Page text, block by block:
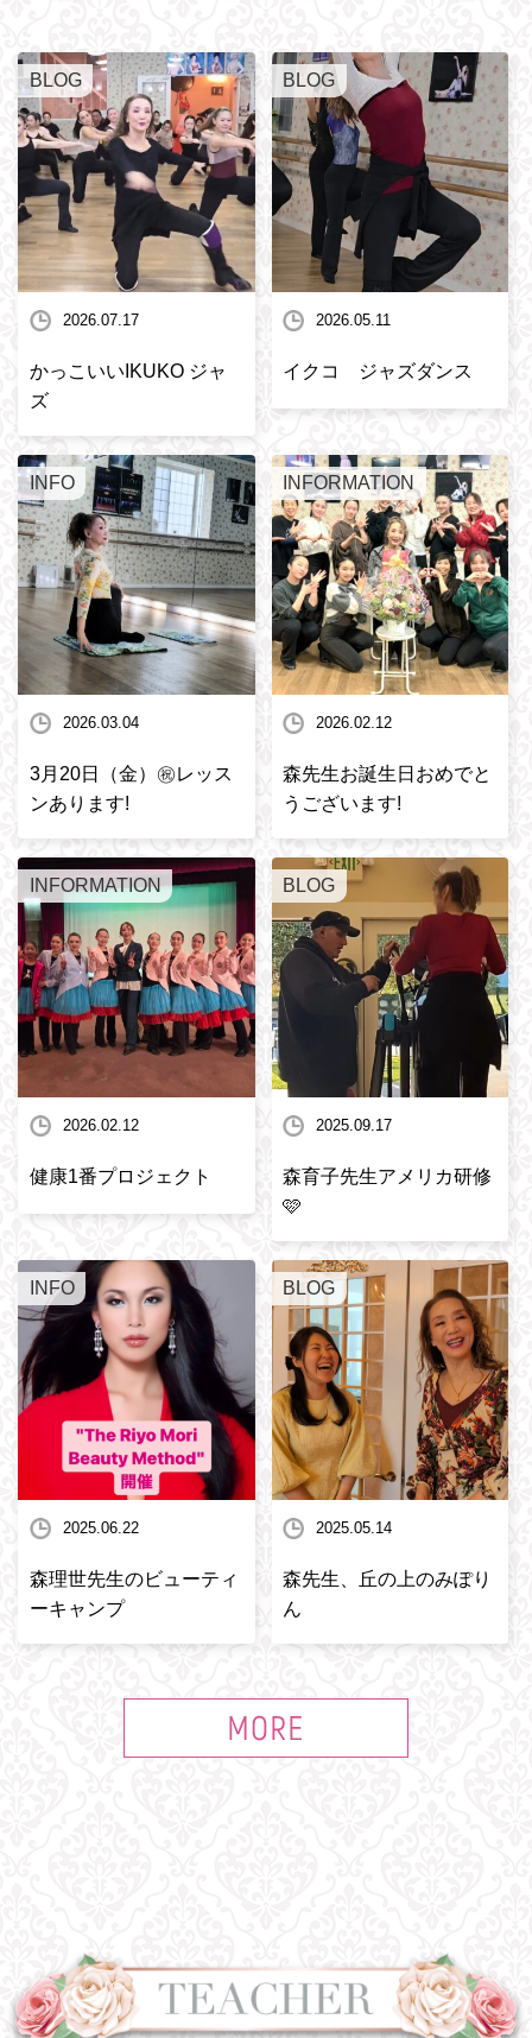
BLOG
2026.07.17
かっこいいIKUKO ジャ
ズ
BLOG
2026.05.11
イクコ ジャズダンス
INFO
2026.03.04
3月20日（金）㊗️レッス
ンあります!
INFORMATION
2026.02.12
森先生お誕生日おめでと
うございます!
INFORMATION
2026.02.12
健康1番プロジェクト
BLOG
2025.09.17
森育子先生アメリカ研修
🩷
INFO
2025.06.22
森理世先生のビューティ
ーキャンプ
BLOG
2025.05.14
森先生、丘の上のみぽり
ん